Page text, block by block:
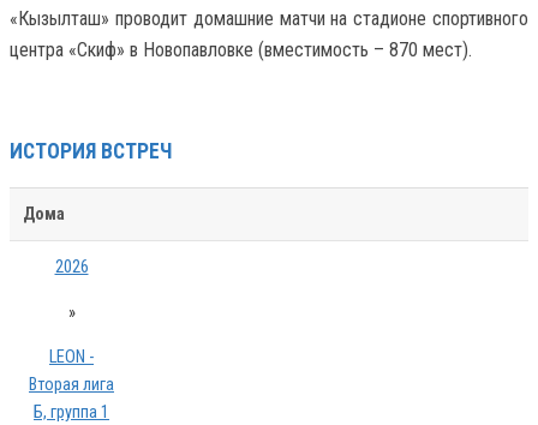
«Кызылташ» проводит домашние матчи на стадионе спортивного
центра «Скиф» в Новопавловке (вместимость – 870 мест).
ИСТОРИЯ ВСТРЕЧ
Дома
2026
»
LEON -
Вторая лига
Б, группа 1